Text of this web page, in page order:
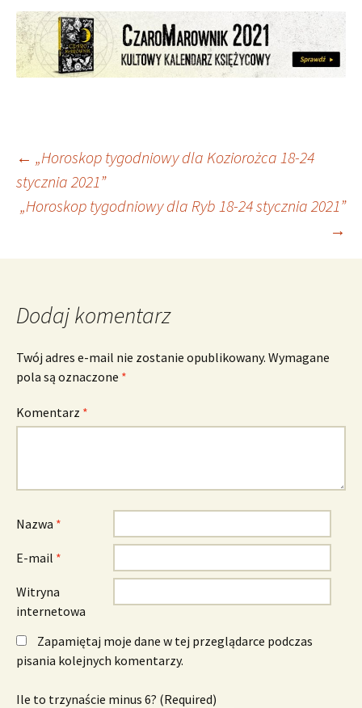
Nawigacja
wpisu
← „Horoskop tygodniowy dla Koziorożca 18-24
stycznia 2021”
„Horoskop tygodniowy dla Ryb 18-24 stycznia 2021”
→
Dodaj komentarz
Twój adres e-mail nie zostanie opublikowany. Wymagane
pola są oznaczone *
Komentarz *
Nazwa *
E-mail *
Witryna
internetowa
Zapamiętaj moje dane w tej przeglądarce podczas
pisania kolejnych komentarzy.
Ile to trzynaście minus 6? (Required)